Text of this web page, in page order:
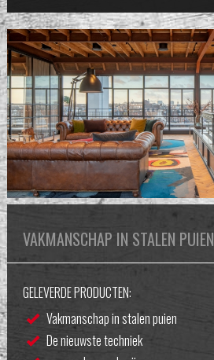
VAKMANSCHAP IN STALEN PUIEN
GELEVERDE PRODUCTEN:
Vakmanschap in stalen puien
De nieuwste techniek